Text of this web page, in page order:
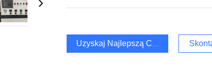
Uzyskaj Najlepszą Cenę